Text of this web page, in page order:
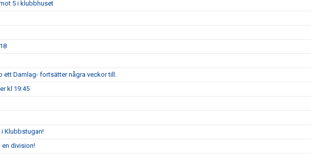
5 i klubbhuset
ett Damlag- fortsätter några veckor till.
kl 19:45
Klubbstugan!
en division!